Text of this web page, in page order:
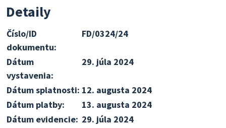
Detaily
Číslo/ID
dokumentu:
FD/0324/24
Dátum
vystavenia:
29. júla 2024
Dátum splatnosti: 12. augusta 2024
Dátum platby:
13. augusta 2024
Dátum evidencie: 29. júla 2024